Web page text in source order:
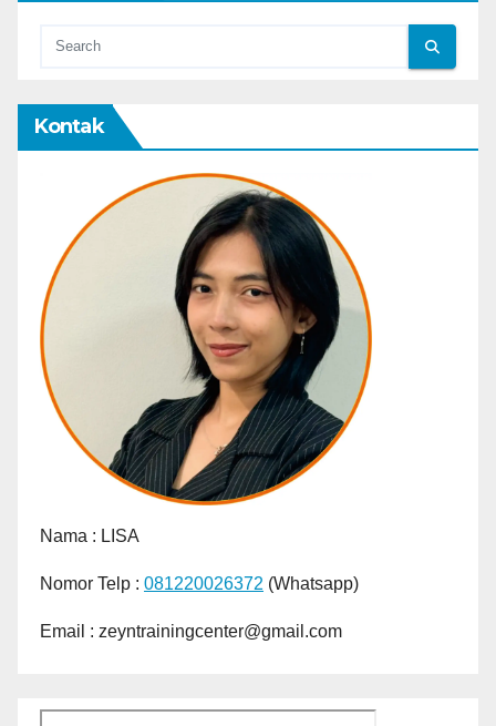
Kontak
Nama : LISA
Nomor Telp : 081220026372 (Whatsapp)
Email : zeyntrainingcenter@gmail.com